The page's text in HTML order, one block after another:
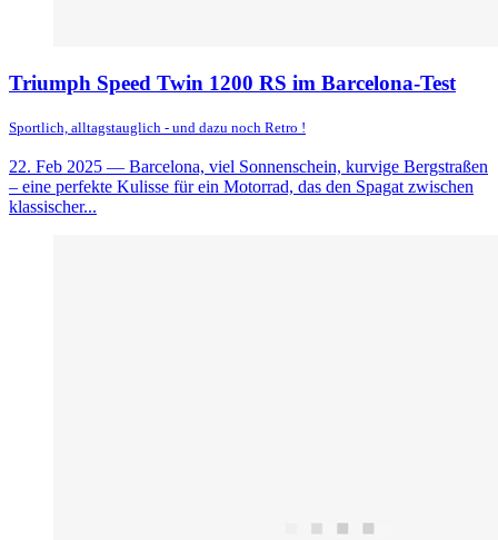
Triumph Speed Twin 1200 RS im Barcelona-Test
Sportlich, alltagstauglich - und dazu noch Retro !
22. Feb 2025 — Barcelona, viel Sonnenschein, kurvige Bergstraßen
– eine perfekte Kulisse für ein Motorrad, das den Spagat zwischen
klassischer...